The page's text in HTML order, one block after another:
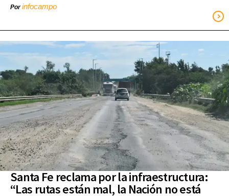
Porinfocampo
Santa Fe reclama por la infraestructura:
“Las rutas están mal, la Nación no está